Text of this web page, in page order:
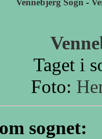
Vennebjerg Sogn -
Taget i
Foto:
sognet: